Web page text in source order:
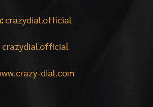
crazydial.official
crazydial.official
dial.com